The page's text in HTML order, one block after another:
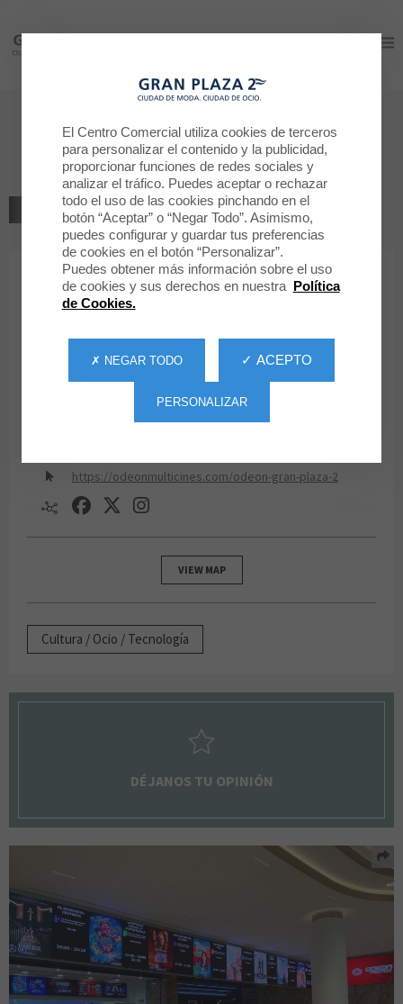
Gran Plaza 2
Cines ODEON
Cines ODEON GRAN PLAZA 2
VOLVER AL LISTADO
CULTURA / OCIO / TECNOLOGÍA
Cines ODEON GRAN PLAZA 2
https://odeonmulticines.com/odeon-gran-plaza-2
VIEW MAP
Cultura / Ocio / Tecnología
DÉJANOS TU OPINIÓN
Gran Plaza 2
El Centro Comercial utiliza cookies de terceros
para personalizar el contenido y la publicidad,
proporcionar funciones de redes sociales y
analizar el tráfico. Puedes aceptar o rechazar
todo el uso de las cookies pinchando en el
botón “Aceptar” o “Negar Todo”. Asimismo,
puedes configurar y guardar tus preferencias
de cookies en el botón “Personalizar”.
Puedes obtener más información sobre el uso
de cookies y sus derechos en nuestra Política
de Cookies.
✓ ACEPTO
✗ NEGAR TODO
PERSONALIZAR